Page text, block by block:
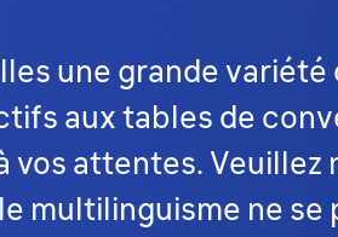
une grande
aux tables de
vos attentes.
multilinguisme ne